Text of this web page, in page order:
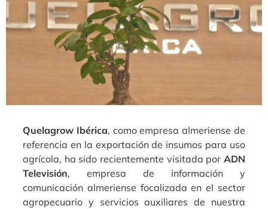
Quelagrow Ibérica, como empresa almeriense de
referencia en la exportación de insumos para uso
agrícola, ha sido recientemente visitada porADN
Televisión, empresa de información y
comunicación almeriense focalizada en el sector
agropecuario y servicios auxiliares de nuestra